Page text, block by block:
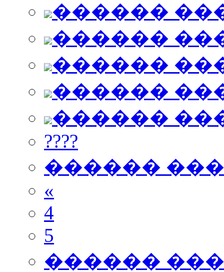
������
������
������
������
������
????
������
«
4
5
������